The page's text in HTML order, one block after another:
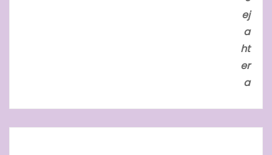
ej
a
ht
er
a